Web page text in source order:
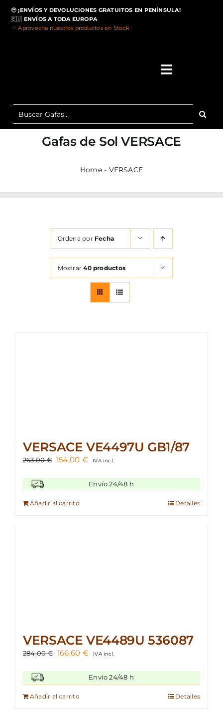
contenido
😎 ¡ENVÍOS Y DEVOLUCIONES GRATUITOS EN PENÍNSULA!
🇪🇺 ENVÍOS A TODA EUROPA
🚚Aprovecha nuestros productos en Stock>
Toggle
Buscar:
Gafas de Sol VERSACE
Home- VERSACE
Ordena por Fecha
Mostrar40 productos
VERSACE VE4497U GB1/87
263,00€ El
original
era:
263,00 €.
154,00 €El
actual
es:
IVA incl.
Envío 24/48 h
Añadir al carrito Detalles
VERSACE VE4489U 536087
284,00€ El
original
era:
284,00 €.
166,60 €El
actual
es:
IVA incl.
Envío 24/48 h
Añadir al carrito Detalles